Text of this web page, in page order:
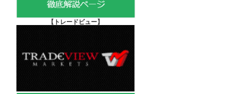
【 トレードビュー】